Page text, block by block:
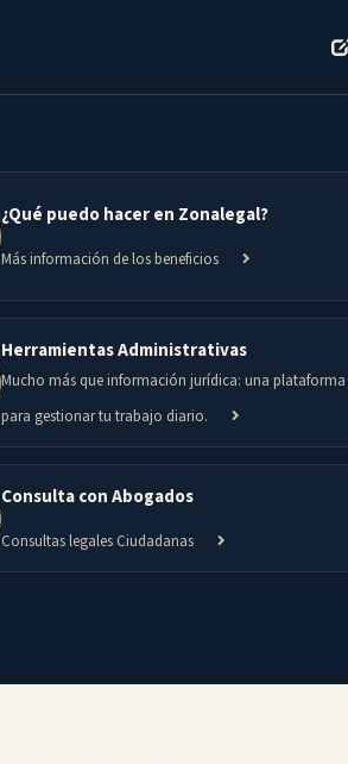
¿Qué puedo hacer en Zonalegal?
Más información de los beneficios
Herramientas Administrativas
Mucho más que información jurídica: una plataforma
para gestionar tu trabajo diario.
Consulta con Abogados
Consultas legales Ciudadanas